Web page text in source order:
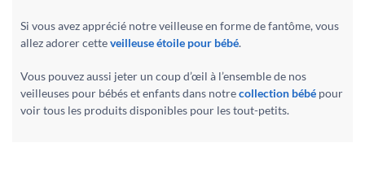
Si vous avez apprécié notre veilleuse en forme de fantôme, vous
allez adorer cetteveilleuse étoile pour bébé.
Vous pouvez aussi jeter un coup d’œil à l’ensemble de nos
veilleuses pour bébés et enfants dans notrecollection bébé pour
voir tous les produits disponibles pour les tout-petits.